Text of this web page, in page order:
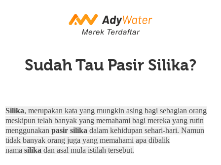
Sudah Tau Pasir Silika?
Silika, merupakan kata yang mungkin asing bagi sebagian orang
meskipun telah banyak yang memahami bagi mereka yang rutin
menggunakanpasir silika dalam kehidupan sehari-hari. Namun
tidak banyak orang juga yang memahami apa dibalik
namasilika dan asal mula istilah tersebut.